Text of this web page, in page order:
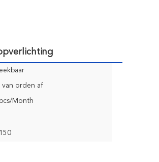
van orden af
Month